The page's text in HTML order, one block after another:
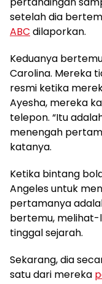
setelah dia
ABC dilaporkan.
Keduanya
Carolina. Mereka
resmi ketika
Ayesha, mereka
telepon. “Itu
menengah
katanya.
Ketika bintang
Angeles untuk
pertamanya
bertemu, melihat-
tinggal sejarah.
Sekarang, dia
satu dari mereka